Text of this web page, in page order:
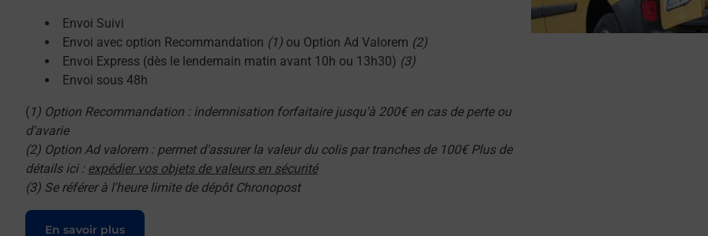
Envoi Suivi
Envoi avec option Recommandation (1) ou Option Ad Valorem (2)
Envoi Express (dès le lendemain matin avant 10h ou 13h30) (3)
Envoi sous 48h
( 1) Option Recommandation : indemnisation forfaitaire jusqu'à 200€ en cas de perte ou
d'avarie
(2) Option Ad valorem : permet d'assurer la valeur du colis par tranches de 100€ Plus de
détails ici : expédier vos objets de valeurs en sécurité
(3) Se référer à l'heure limite de dépôt Chronopost
En savoir plus
Le lien s'ouvre dans un nouvel onglet